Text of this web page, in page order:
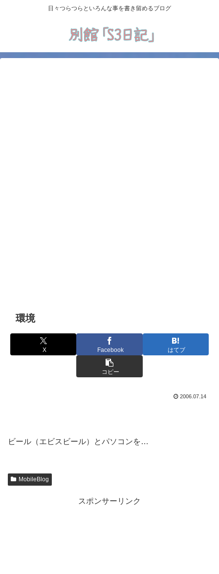
日々つらつらといろんな事を書き留めるブログ
環境
X Facebook はてブ
コピー
2006.07.14
ビール（エビスビール）とパソコンを…
MobileBlog
スポンサーリンク